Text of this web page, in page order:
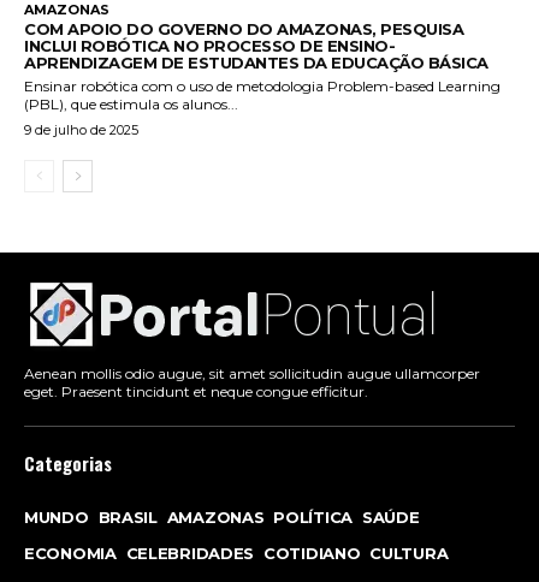
AMAZONAS
COM APOIO DO GOVERNO DO AMAZONAS, PESQUISA
INCLUI ROBÓTICA NO PROCESSO DE ENSINO-
APRENDIZAGEM DE ESTUDANTES DA EDUCAÇÃO BÁSICA
Ensinar robótica com o uso de metodologia Problem-based Learning
(PBL), que estimula os alunos...
9 de julho de 2025
Aenean mollis odio augue, sit amet sollicitudin augue ullamcorper
eget. Praesent tincidunt et neque congue efficitur.
Categorias
MUNDO BRASIL AMAZONAS POLÍTICA SAÚDE
ECONOMIA CELEBRIDADES COTIDIANO CULTURA